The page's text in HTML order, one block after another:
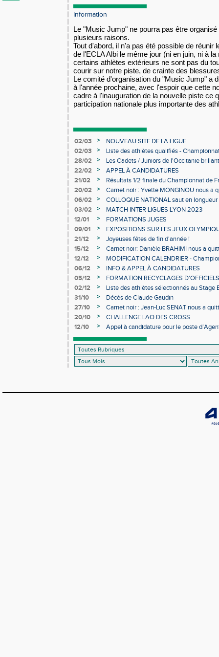
Information
Le "Music Jump" ne pourra pas être
plusieurs raisons.
Tout d'abord, il n'a pas été possible de réunir
de l'ECLA Albi le même jour (ni en juin, ni à
certains athlètes extérieurs ne sont pas du
courir sur notre piste, de crainte des
Le comité d'organisation du "Music Jump" a
à l'année prochaine, avec l'espoir que cette
cadre à l'inauguration de la nouvelle piste ce
participation nationale plus importante des
02/03 >
NOUVEAU SITE DE LA LIGUE
02/03
>
Liste des athlètes qualifiés -
Individuels en salle
28/02 >
Les Cadets / Juniors de l'Occitanie
22/02
>
APPEL À CANDIDATURES
21/02
>
Résultats 1/2 finale du Championnat de
20/02
>
Carnet noir : Yvette MONGINOU nous a
06/02
>
COLLOQUE NATIONAL saut en
03/02
>
MATCH INTER LIGUES LYON 2023
12/01
>
FORMATIONS JUGES
09/01
>
EXPOSITIONS SUR LES JEUX
21/12
>
Joyeuses fêtes de fin d'année !
15/12
>
Carnet noir: Danièle BRAHIMI nous a
12/12
>
MODIFICATION CALENDRIER -
06/12
>
INFO & APPEL À CANDIDATURES
05/12
>
FORMATION RECYCLAGES D'OFFICIELS
02/12
>
Liste des athlètes sélectionnés au Stage
31/10
>
Décès de Claude Gaudin
27/10
>
Carnet noir : Jean-Luc SENAT nous a
20/10
>
CHALLENGE LAO DES CROSS
12/10
>
Appel à candidature pour le poste